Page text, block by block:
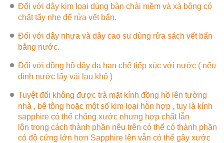
Đối với dây kim loại dùng bàn chải mềm và xà bông có
chất tẩy nhẹ để rửa vết bẩn.
Đối với dây nhựa và dây cao su dùng rửa sách vết bẩn
bằng nước.
Đối với đồng hồ dây da hạn chế tiếp xúc với nước ( nếu
dính nước lấy vải lau khô )
Tuyệt đối không được trà mặt kính đồng hồ lên tường
nhà , bê tông hoặc một số kim loại hỗn hợp , tuy là kính
sapphire có thể chống xước nhưng hợp chất lẫn
lộn trong cách thành phần nêu trên có thể có thành phần
có độ cứng lớn hơn Sapphire lên vẫn có thể gây xước